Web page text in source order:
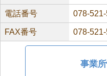
電話番号 078-
FAX番号 078-
事業